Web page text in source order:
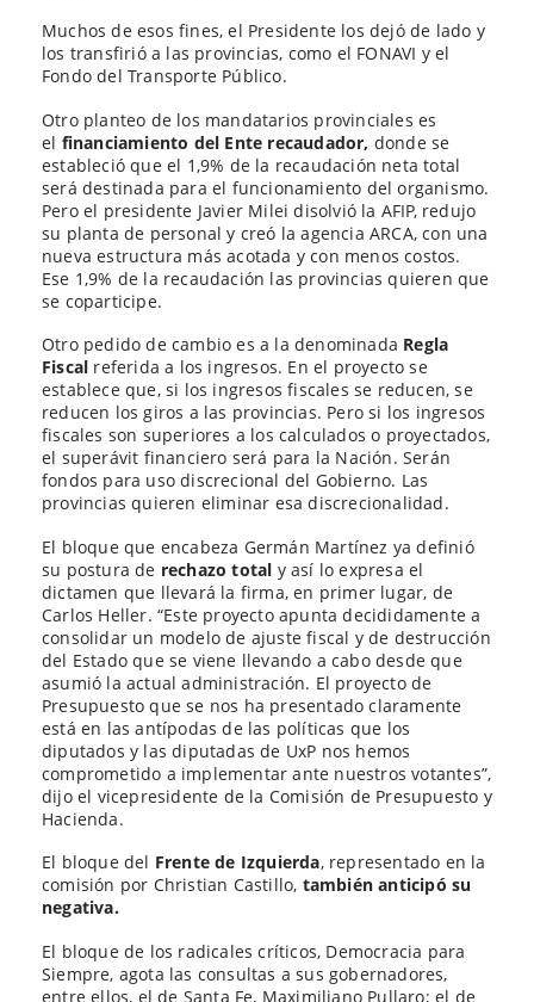
Muchos de esos fines, el Presidente los dejó de lado y
los transfirió a las provincias, como el FONAVI y el
Fondo del Transporte Público.
Otro planteo de los mandatarios provinciales es
el financiamiento del Ente recaudador, donde se
estableció que el 1,9% de la recaudación neta total
será destinada para el funcionamiento del organismo.
Pero el presidente Javier Milei disolvió la AFIP, redujo
su planta de personal y creó la agencia ARCA, con una
nueva estructura más acotada y con menos costos.
Ese 1,9% de la recaudación las provincias quieren que
se coparticipe.
Otro pedido de cambio es a la denominada Regla
Fiscal referida a los ingresos. En el proyecto se
establece que, si los ingresos fiscales se reducen, se
reducen los giros a las provincias. Pero si los ingresos
fiscales son superiores a los calculados o proyectados,
el superávit financiero será para la Nación. Serán
fondos para uso discrecional del Gobierno. Las
provincias quieren eliminar esa discrecionalidad.
El bloque que encabeza Germán Martínez ya definió
su postura de rechazo total y así lo expresa el
dictamen que llevará la firma, en primer lugar, de
Carlos Heller. “Este proyecto apunta decididamente a
consolidar un modelo de ajuste fiscal y de destrucción
del Estado que se viene llevando a cabo desde que
asumió la actual administración. El proyecto de
Presupuesto que se nos ha presentado claramente
está en las antípodas de las políticas que los
diputados y las diputadas de UxP nos hemos
comprometido a implementar ante nuestros votantes”,
dijo el vicepresidente de la Comisión de Presupuesto y
Hacienda.
El bloque del Frente de Izquierda, representado en la
comisión por Christian Castillo, también anticipó su
negativa.
El bloque de los radicales críticos, Democracia para
Siempre, agota las consultas a sus gobernadores,
entre ellos, el de Santa Fe, Maximiliano Pullaro; el de